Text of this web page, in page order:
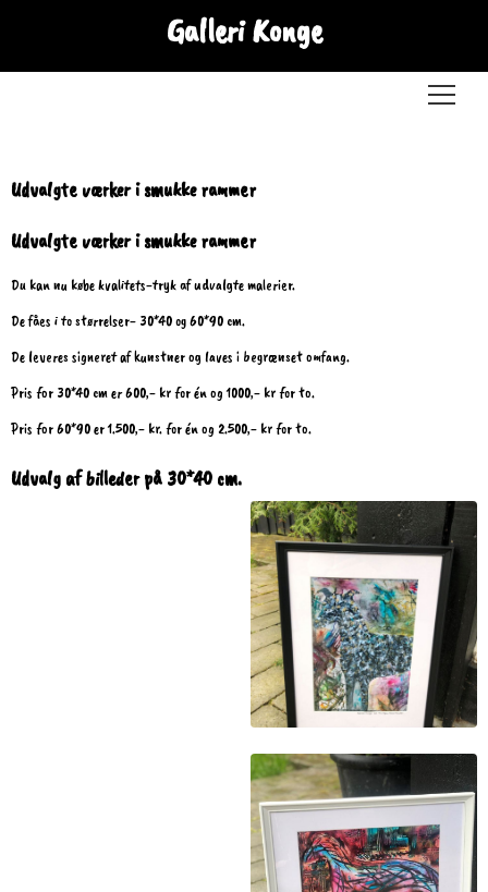
Galleri Konge
Menu
Udvalgte værker i smukke rammer
Udvalgte værker i smukke rammer
Du kan nu købe kvalitets-tryk af udvalgte malerier.
De fåes i to størrelser- 30*40 og 60*90 cm.
De leveres signeret af kunstner og laves i begrænset omfang.
Pris for 30*40 cm er 600,- kr for én og 1000,- kr for to.
Pris for 60*90 er 1.500,- kr. for én og 2.500,- kr for to.
Udvalg af billeder på 30*40 cm.